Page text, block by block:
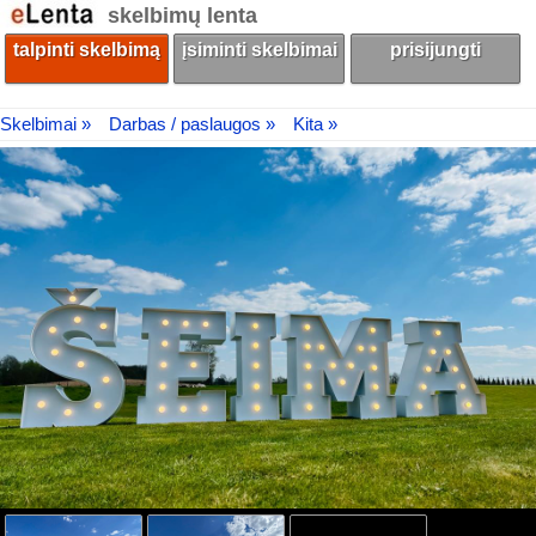
skelbimų lenta
talpinti skelbimą įsiminti skelbimai prisijungti
Skelbimai » Darbas / paslaugos » Kita »